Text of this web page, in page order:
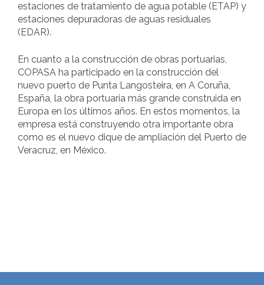
estaciones de tratamiento de agua potable (ETAP) y
estaciones depuradoras de aguas residuales
(EDAR).
En cuanto a la construcción de obras portuarias,
COPASA ha participado en la construcción del
nuevo puerto de Punta Langosteira, en A Coruña,
España, la obra portuaria más grande construida en
Europa en los últimos años. En estos momentos, la
empresa está construyendo otra importante obra
como es el nuevo dique de ampliación del Puerto de
Veracruz, en México.